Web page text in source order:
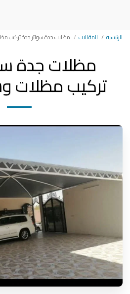
الرئيسية المقالات مظلات جدة سواتر جدة تركيب
مظلات جدة
تركيب مظلات